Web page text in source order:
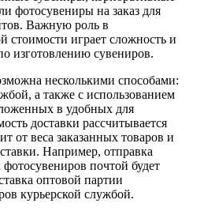
фотосувениры на заказ для
Важную роль в
стоимости играет сложность и
изготовлению сувениров.
несколькими способами:
а также с использованием
в удобных для
доставки рассчитывается
от веса заказанных товаров и
Например, отправка
почтой будет
оптовой партии
курьерской службой.